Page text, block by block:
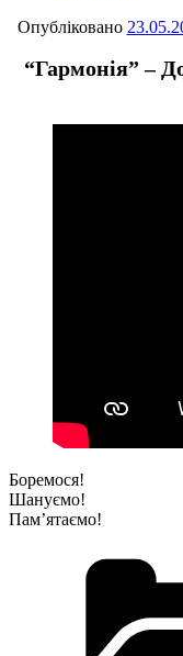
Опубліковано
“Гармонія” –
Боремося!
Шануємо!
Пам’ятаємо!